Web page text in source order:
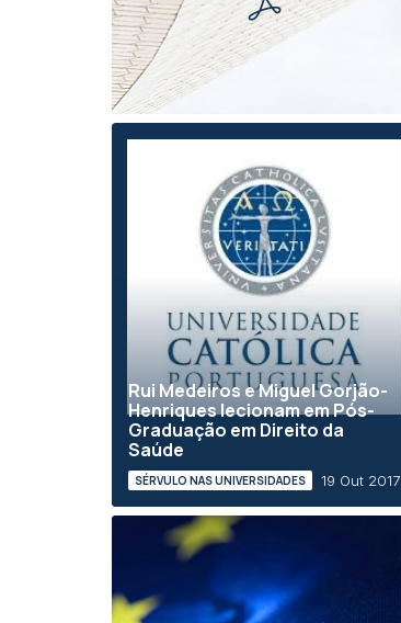
Rui Medeiros e Miguel Gorjão-
Henriques lecionam em Pós-
Graduação em Direito da
Saúde
SÉRVULO NAS UNIVERSIDADES 19 Out 2017